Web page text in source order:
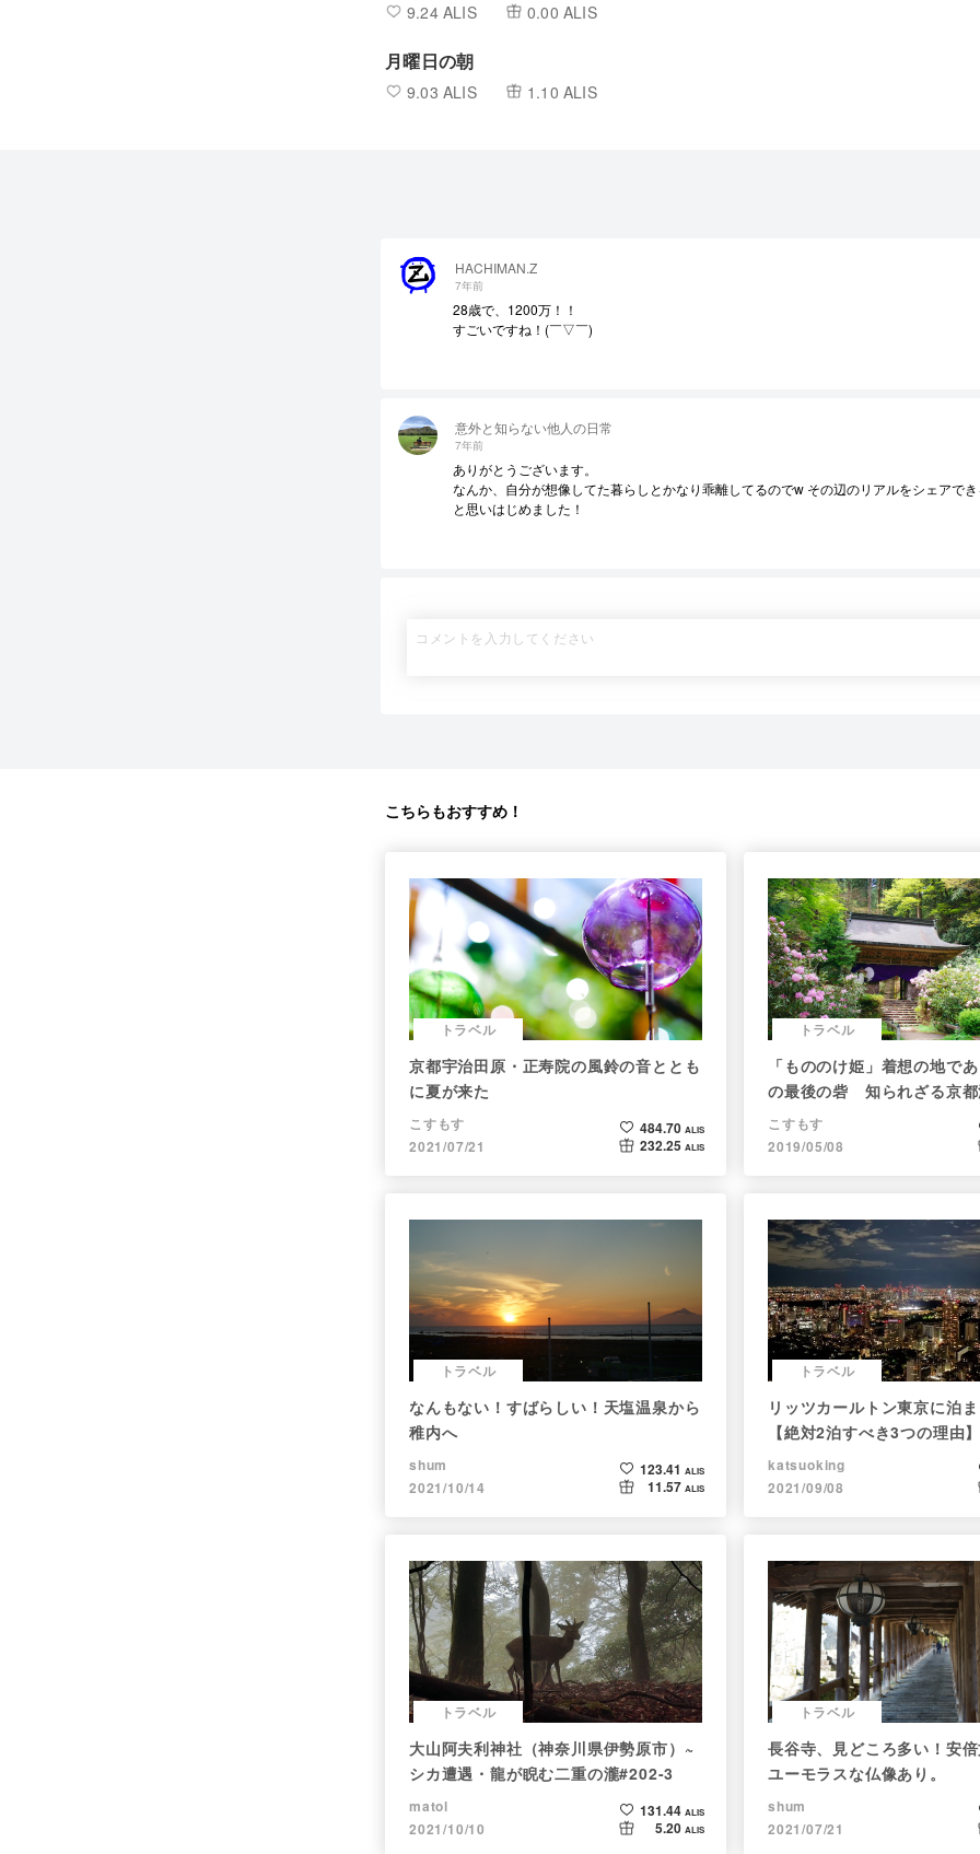
9.24 ALIS 0.00 ALIS
月曜日の朝
9.03 ALIS 1.10 ALIS
意外と知らない他人の日常
7年前
ありがとうございます。
なんか、自分が想像してた暮らしとかなり乖離してるのでw その辺のリアルをシェアで
と思いはじめました！
HACHIMAN.Z
7年前
28歳で、1200万！！
すごいですね！(￣▽￣)
こちらもおすすめ！
トラベル
京都宇治田原・正寿院の風鈴の音ととも
に夏が来た
こすもす
2021/07/21
484.70 ALIS
232.25 ALIS
トラベル
「もののけ姫」着想の地で
の最後の砦 知られざる京
院へ
こすもす
2019/05/08
トラベル
なんもない！すばらしい！天塩温泉から
稚内へ
shum
2021/10/14
123.41 ALIS
11.57 ALIS
トラベル
リッツカールトン東京に泊
【絶対2泊すべき3つの理由
katsuoking
2021/09/08
トラベル
大山阿夫利神社（神奈川県伊勢原市）~
シカ遭遇・龍が睨む二重の瀧#202-3
matol
2021/10/10
131.44 ALIS
5.20 ALIS
トラベル
長谷寺、見どころ多い！安
ユーモラスな仏像あり。
shum
2021/07/21